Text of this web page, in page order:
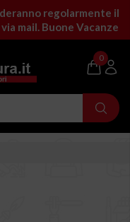
regolarmente il
mail. Buone Vacanze
0